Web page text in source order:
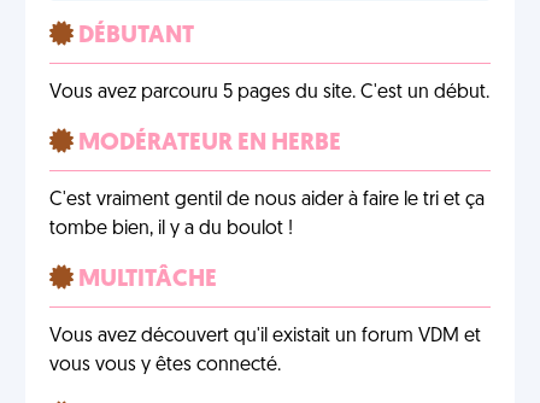
DÉBUTANT
Vous avez parcouru 5 pages du site. C'est un début.
MODÉRATEUR EN HERBE
C'est vraiment gentil de nous aider à faire le tri et ça
tombe bien, il y a du boulot !
MULTITÂCHE
Vous avez découvert qu'il existait un forum VDM et
vous vous y êtes connecté.